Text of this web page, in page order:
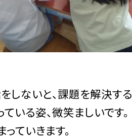
ないと、課題を解決する
いる姿、微笑ましいです。
ていきます。